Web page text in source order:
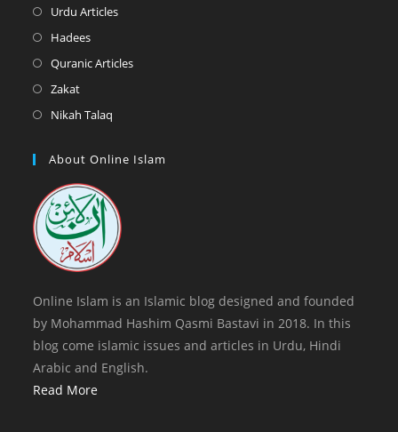
tab
tab
tab
Urdu ArticlesOpens
a
HadeesOpens
in
tab
Quranic ArticlesOpens
tab
ZakatOpens
in
new
Nikah Talaq
a
tab
About Online Islam
Online Islam is an Islamic blog designed and founded
by Mohammad Hashim Qasmi Bastavi in 2018. In this
blog come islamic issues and articles in Urdu, Hindi
Arabic and English.
Read More